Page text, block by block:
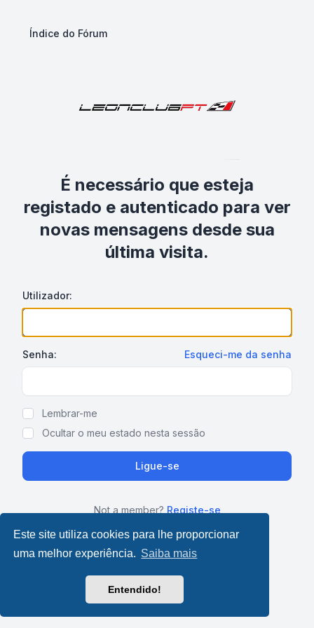
Este site utiliza cookies para lhe proporcionar
uma melhor experiência. Saiba mais
Entendido!
Índice do Fórum
É necessário que esteja
registado e autenticado para ver
novas mensagens desde sua
última visita.
Utilizador:
Senha: Esqueci-me da senha
Lembrar-me
Ocultar o meu estado nesta sessão
Ligue-se
Not a member? Registe-se